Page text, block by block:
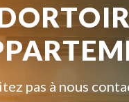
pas à nous